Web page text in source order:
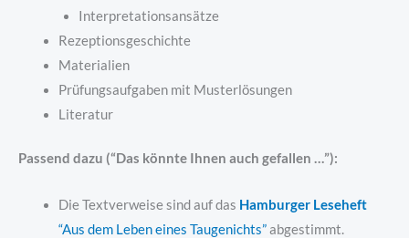
Interpretationsansätze
Rezeptionsgeschichte
Materialien
Prüfungsaufgaben mit Musterlösungen
Literatur
Passend dazu (“Das könnte Ihnen auch gefallen …”):
Die Textverweise sind auf das Hamburger Leseheft
“Aus dem Leben eines Taugenichts”abgestimmt.